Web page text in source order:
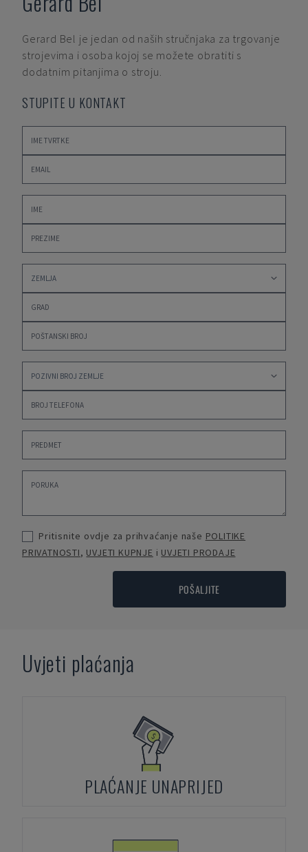
Gerard Bel je jedan od naših stručnjaka za trgovanje
strojevima i osoba kojoj se možete obratiti s
dodatnim pitanjima o stroju.
STUPITE U KONTAKT
Pritisnite ovdje za prihvaćanje naše POLITIKE
PRIVATNOSTI, UVJETI KUPNJE i UVJETI PRODAJE
POŠALJITE
Uvjeti plaćanja
PLAĆANJE UNAPRIJED